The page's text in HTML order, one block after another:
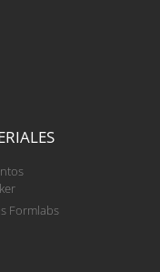
Formlabs